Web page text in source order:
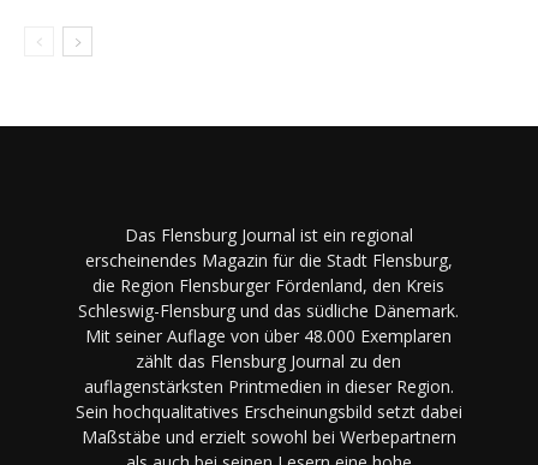
Das Flensburg Journal ist ein regional
erscheinendes Magazin für die Stadt Flensburg,
die Region Flensburger Fördenland, den Kreis
Schleswig-Flensburg und das südliche Dänemark.
Mit seiner Auflage von über 48.000 Exemplaren
zählt das Flensburg Journal zu den
auflagenstärksten Printmedien in dieser Region.
Sein hochqualitatives Erscheinungsbild setzt dabei
Maßstäbe und erzielt sowohl bei Werbepartnern